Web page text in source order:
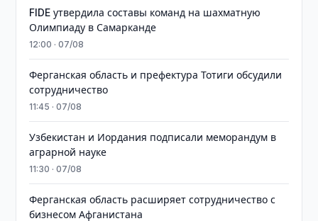
FIDE утвердила составы команд на шахматную
Олимпиаду в Самарканде
12:00 · 07/08
Ферганская область и префектура Тотиги обсудили
сотрудничество
11:45 · 07/08
Узбекистан и Иордания подписали меморандум в
аграрной науке
11:30 · 07/08
Ферганская область расширяет сотрудничество с
бизнесом Афганистана